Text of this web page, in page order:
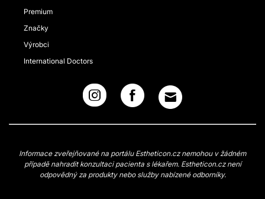
Premium
Značky
Výrobci
International Doctors
Informace zveřejňované na portálu Estheticon.cz nemohou v žádném
případě nahradit konzultaci pacienta s lékařem. Estheticon.cz není
odpovědný za produkty nebo služby nabízené odborníky.